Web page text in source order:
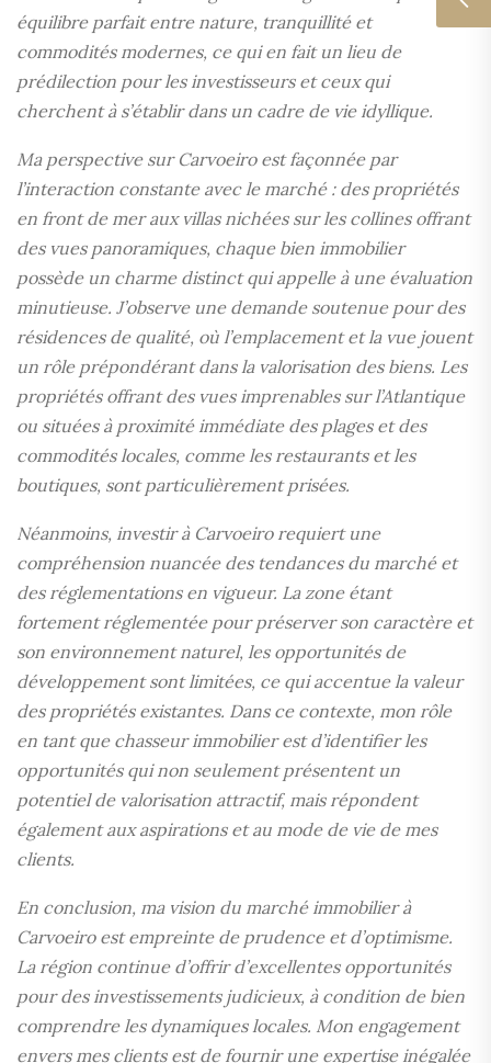
équilibre parfait entre nature, tranquillité et
commodités modernes, ce qui en fait un lieu de
prédilection pour les investisseurs et ceux qui
cherchent à s’établir dans un cadre de vie idyllique.
Ma perspective sur Carvoeiro est façonnée par
l’interaction constante avec le marché : des propriétés
en front de mer aux villas nichées sur les collines offrant
des vues panoramiques, chaque bien immobilier
possède un charme distinct qui appelle à une évaluation
minutieuse. J’observe une demande soutenue pour des
résidences de qualité, où l’emplacement et la vue jouent
un rôle prépondérant dans la valorisation des biens. Les
propriétés offrant des vues imprenables sur l’Atlantique
ou situées à proximité immédiate des plages et des
commodités locales, comme les restaurants et les
boutiques, sont particulièrement prisées.
Néanmoins, investir à Carvoeiro requiert une
compréhension nuancée des tendances du marché et
des réglementations en vigueur. La zone étant
fortement réglementée pour préserver son caractère et
son environnement naturel, les opportunités de
développement sont limitées, ce qui accentue la valeur
des propriétés existantes. Dans ce contexte, mon rôle
en tant que chasseur immobilier est d’identifier les
opportunités qui non seulement présentent un
potentiel de valorisation attractif, mais répondent
également aux aspirations et au mode de vie de mes
clients.
En conclusion, ma vision du marché immobilier à
Carvoeiro est empreinte de prudence et d’optimisme.
La région continue d’offrir d’excellentes opportunités
pour des investissements judicieux, à condition de bien
comprendre les dynamiques locales. Mon engagement
envers mes clients est de fournir une expertise inégalée